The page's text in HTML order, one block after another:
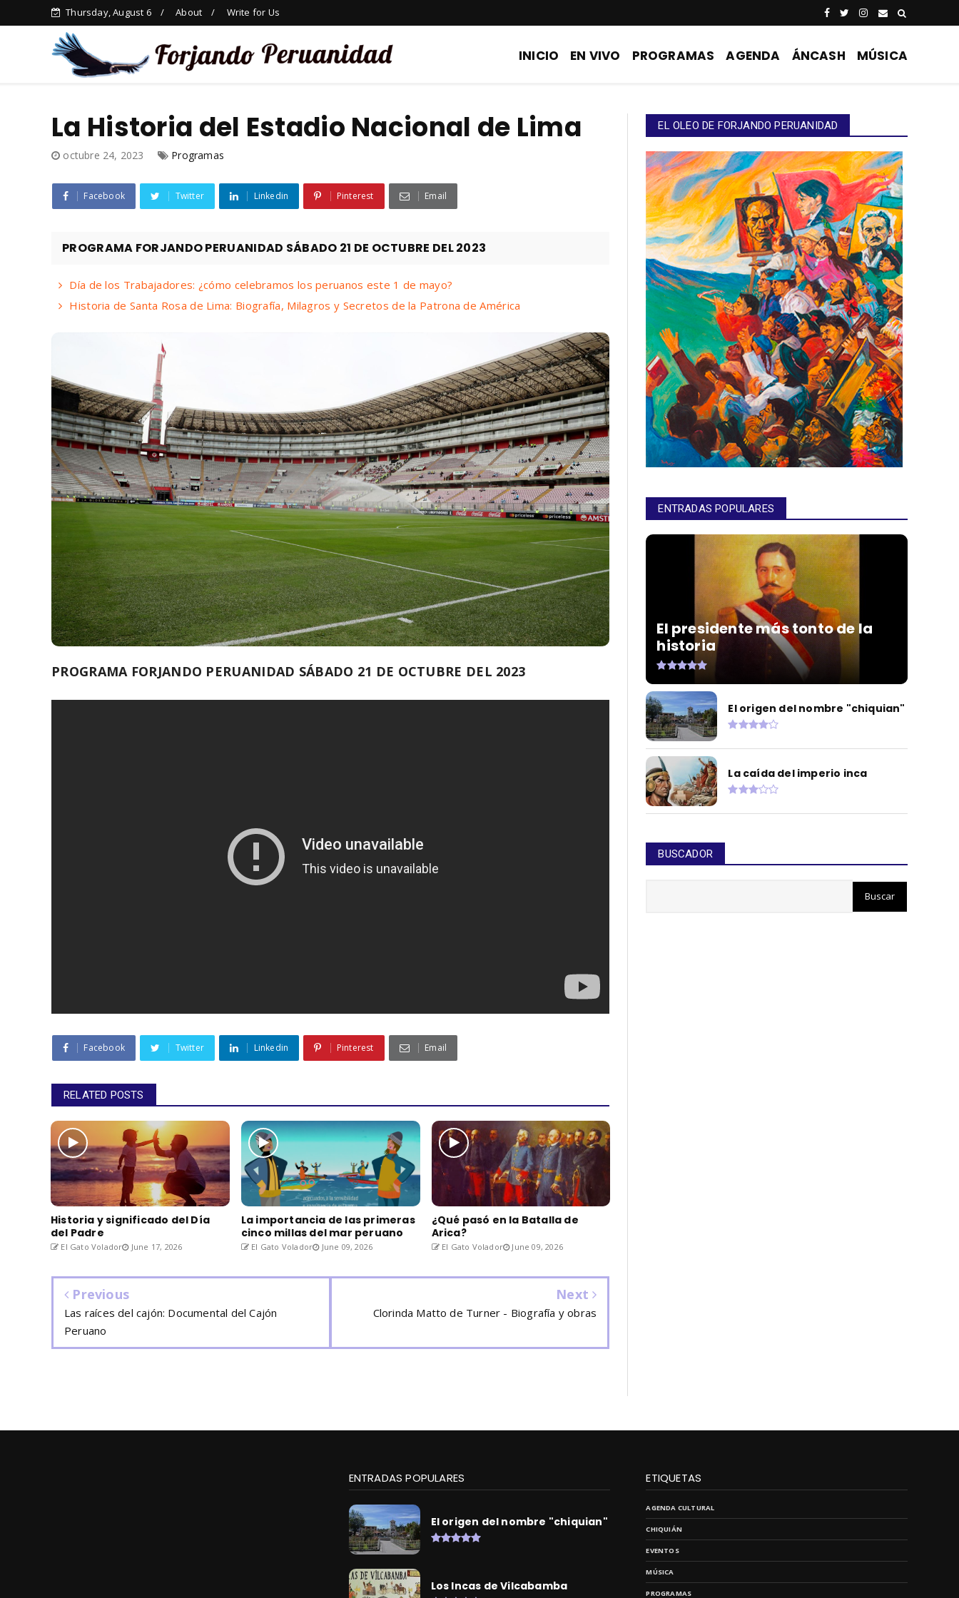
Thursday, August 6 About Write for Us
INICIO EN VIVO PROGRAMAS AGENDA ÁNCASH MÚSICA
La Historia del Estadio Nacional de Lima
octubre 24, 2023 Programas
Facebook Twitter Linkedin Pinterest Email
PROGRAMA FORJANDO PERUANIDAD SÁBADO 21 DE OCTUBRE DEL 2023
Día de los Trabajadores: ¿cómo celebramos los peruanos este 1 de mayo?
Historia de Santa Rosa de Lima: Biografía, Milagros y Secretos de la Patrona de América
PROGRAMA FORJANDO PERUANIDAD SÁBADO 21 DE OCTUBRE DEL 2023
Facebook Twitter Linkedin Pinterest Email
RELATED POSTS
Historia y significado del Día
del Padre
El Gato Volador June 17, 2026
La importancia de las primeras
cinco millas del mar peruano
El Gato Volador June 09, 2026
¿Qué pasó en la Batalla de
Arica?
El Gato Volador June 09, 2026
Previous
Las raíces del cajón: Documental del Cajón
Peruano
Next
Clorinda Matto de Turner - Biografía y obras
EL OLEO DE FORJANDO PERUANIDAD
ENTRADAS POPULARES
El presidente más tonto de la
historia
El origen del nombre "chiquian"
La caída del imperio inca
BUSCADOR
ENTRADAS POPULARES
El origen del nombre "chiquian"
Los Incas de Vilcabamba
ETIQUETAS
AGENDA CULTURAL
CHIQUIÁN
EVENTOS
MÚSICA
PROGRAMAS